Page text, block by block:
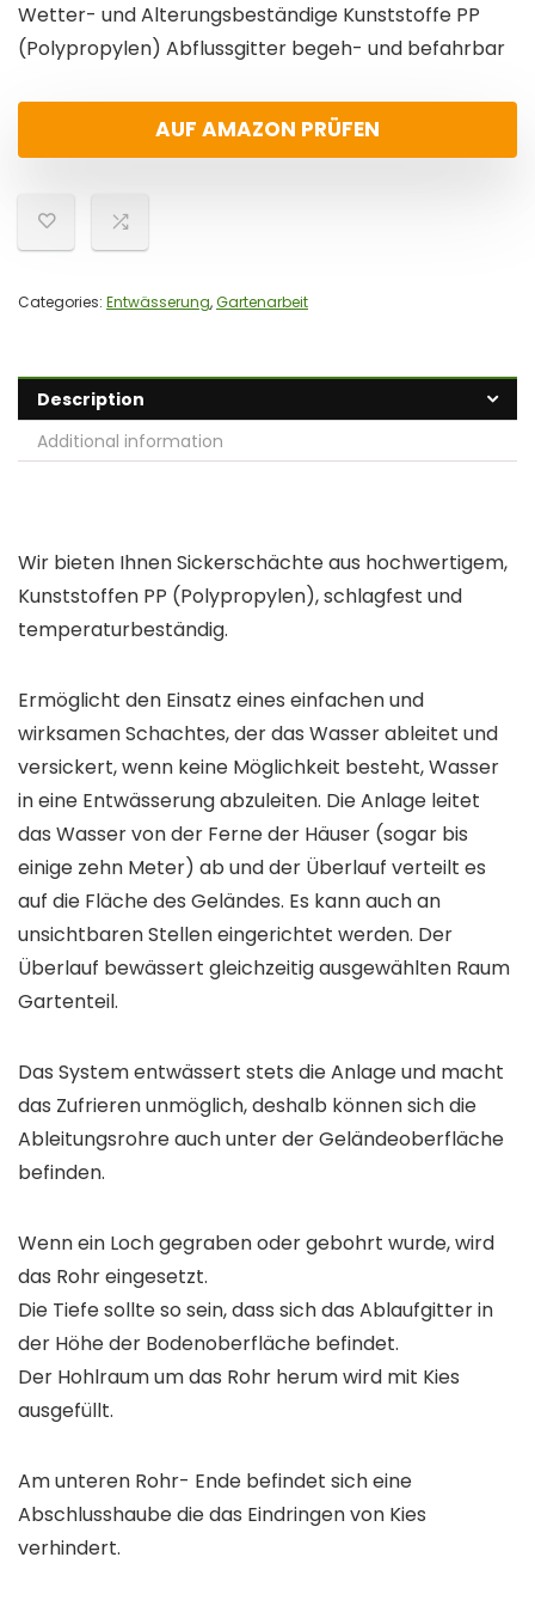
Wetter- und Alterungsbeständige Kunststoffe PP
(Polypropylen) Abflussgitter begeh- und befahrbar
AUF AMAZON PRÜFEN
Categories: Entwässerung,Gartenarbeit
Description
Additional information
Wir bieten Ihnen Sickerschächte aus hochwertigem,
Kunststoffen PP (Polypropylen), schlagfest und
temperaturbeständig.
Ermöglicht den Einsatz eines einfachen und
wirksamen Schachtes, der das Wasser ableitet und
versickert, wenn keine Möglichkeit besteht, Wasser
in eine Entwässerung abzuleiten. Die Anlage leitet
das Wasser von der Ferne der Häuser (sogar bis
einige zehn Meter) ab und der Überlauf verteilt es
auf die Fläche des Geländes. Es kann auch an
unsichtbaren Stellen eingerichtet werden. Der
Überlauf bewässert gleichzeitig ausgewählten Raum
Gartenteil.
Das System entwässert stets die Anlage und macht
das Zufrieren unmöglich, deshalb können sich die
Ableitungsrohre auch unter der Geländeoberfläche
befinden.
Wenn ein Loch gegraben oder gebohrt wurde, wird
das Rohr eingesetzt.
Die Tiefe sollte so sein, dass sich das Ablaufgitter in
der Höhe der Bodenoberfläche befindet.
Der Hohlraum um das Rohr herum wird mit Kies
ausgefüllt.
Am unteren Rohr- Ende befindet sich eine
Abschlusshaube die das Eindringen von Kies
verhindert.